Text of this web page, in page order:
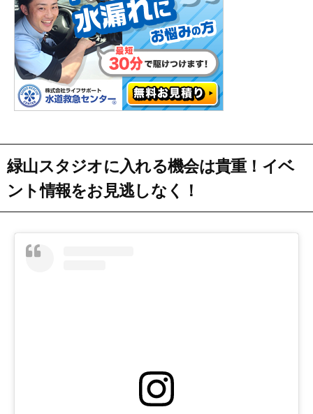
緑山スタジオに入れる機会は貴重！イベ
ント情報をお見逃しなく！